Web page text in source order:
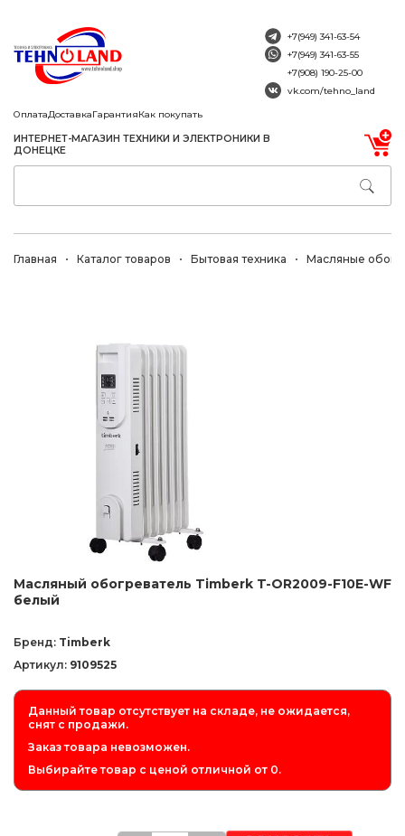
ОплатаДоставкаГарантияКак покупать
ИНТЕРНЕТ-МАГАЗИН ТЕХНИКИ И ЭЛЕКТРОНИКИ В
ДОНЕЦКЕ
+7(949) 341-63-54
+7(949) 341-63-55
+7(908) 190-25-00
vk.com/tehno_land
Главная Каталог товаров Бытовая техника Масляные
Масляный обогреватель Timberk T-OR2009-F10E-WF
белый
Бренд: Timberk
Артикул: 9109525
Данный товар отсутствует на складе, не ожидается,
снят с продажи.
Заказ товара невозможен.
Выбирайте товар с ценой отличной от 0.